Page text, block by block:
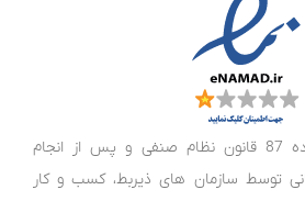
بر اساس آئین نامه ماده 87 قانون نظام صنفی و پس از انجام
توسط سازمان های ذیربط، کسب و کار